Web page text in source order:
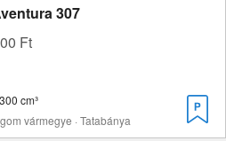
307
Ft
cm³
vármegye · Tatabánya